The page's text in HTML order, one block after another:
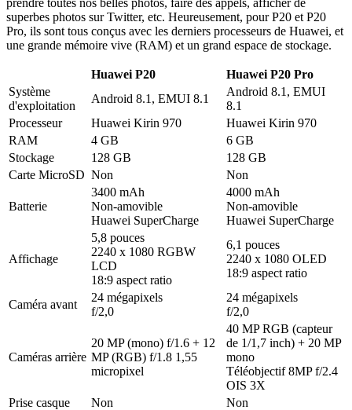
superbes photos sur Twitter, etc. Heureusement, pour P20 et P20
Pro, ils sont tous conçus avec les derniers processeurs de Huawei, et
une grande mémoire vive (RAM) et un grand espace de stockage.
Huawei P20
Huawei P20 Pro
Système
d'exploitation
Android 8.1, EMUI 8.1
Android 8.1, EMUI
8.1
Processeur
Huawei Kirin 970
Huawei Kirin 970
RAM
4 GB
6 GB
Stockage
128 GB
128 GB
Carte MicroSD Non Non
Batterie
3400 mAh
Non-amovible
Huawei SuperCharge
4000 mAh
Non-amovible
Huawei SuperCharge
Affichage
5,8 pouces
2240 x 1080 RGBW
LCD
18:9 aspect ratio
6,1 pouces
2240 x 1080 OLED
18:9 aspect ratio
Caméra avant
24 mégapixels
f/2,0
24 mégapixels
f/2,0
Caméras arrière
20 MP (mono) f/1.6 + 12
MP (RGB) f/1.8 1,55
micropixel
40 MP RGB (capteur
de 1/1,7 inch) + 20 MP
mono
Téléobjectif 8MP f/2.4
OIS 3X
Prise casque
Non
Non